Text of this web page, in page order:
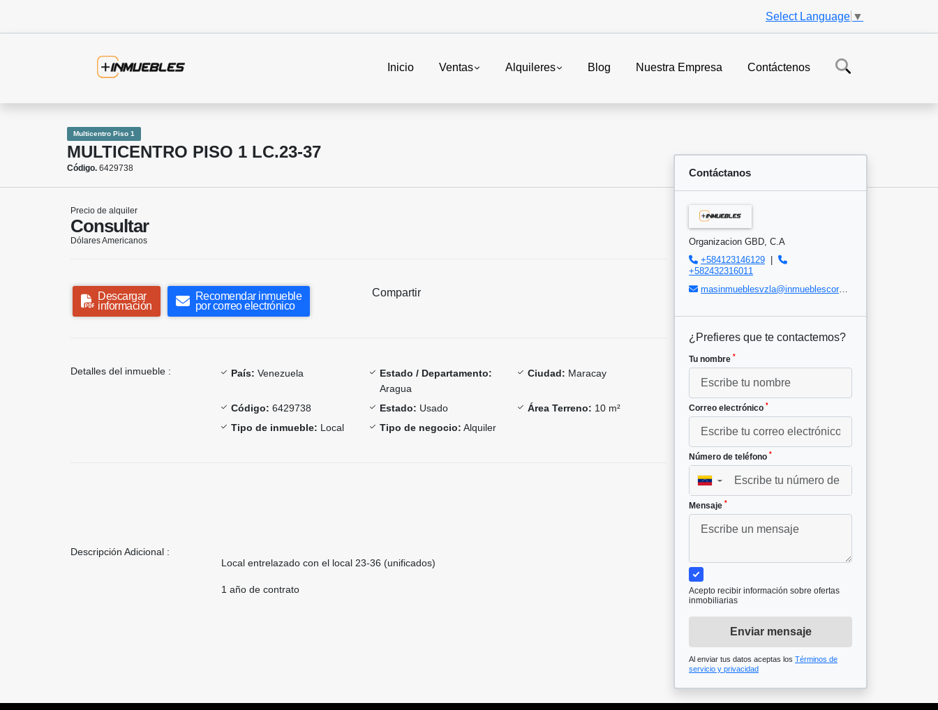
Select Language ▼
Inicio Ventas Alquileres Blog Nuestra Empresa Contáctenos
Multicentro Piso 1
MULTICENTRO PISO 1 LC.23-37
Código. 6429738
Precio de alquiler
Consultar
Dólares Americanos
Descargar
información
Recomendar inmueble
por correo electrónico
Compartir
Detalles del inmueble : País: Venezuela
Estado / Departamento:
Aragua
Ciudad: Maracay
Código: 6429738 Estado: Usado Área Terreno: 10 m²
Tipo de inmueble: Local Tipo de negocio: Alquiler
Descripción Adicional :
Local entrelazado con el local 23-36 (unificados)
1 año de contrato
Contáctanos
Organizacion GBD, C.A
+584123146129 |
+582432316011
masinmueblesvzla@inmueblescorp.com
¿Prefieres que te contactemos?
Tu nombre *
Correo electrónico *
Número de teléfono *
▼
Mensaje *
Acepto recibir información sobre ofertas
inmobiliarias
Enviar mensaje
Al enviar tus datos aceptas los Términos de
servicio y privacidad